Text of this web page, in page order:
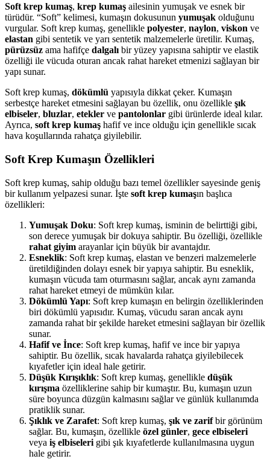
Soft krep kumaş, krep kumaş ailesinin yumuşak ve esnek bir
türüdür. “Soft” kelimesi, kumaşın dokusunun yumuşak olduğunu
vurgular. Soft krep kumaş, genellikle polyester, naylon, viskon ve
elastan gibi sentetik ve yarı sentetik malzemelerle üretilir. Kumaş,
pürüzsüz ama hafifçe dalgalı bir yüzey yapısına sahiptir ve elastik
özelliği ile vücuda oturan ancak rahat hareket etmenizi sağlayan bir
yapı sunar.
Soft krep kumaş, dökümlü yapısıyla dikkat çeker. Kumaşın
serbestçe hareket etmesini sağlayan bu özellik, onu özellikle şık
elbiseler, bluzlar, etekler ve pantolonlar gibi ürünlerde ideal kılar.
Ayrıca, soft krep kumaş hafif ve ince olduğu için genellikle sıcak
hava koşullarında rahatça giyilebilir.
Soft Krep Kumaşın Özellikleri
Soft krep kumaş, sahip olduğu bazı temel özellikler sayesinde geniş
bir kullanım yelpazesi sunar. İşte soft krep kumaşın başlıca
özellikleri:
Yumuşak Doku: Soft krep kumaş, isminin de belirttiği gibi,
son derece yumuşak bir dokuya sahiptir. Bu özelliği, özellikle
rahat giyim arayanlar için büyük bir avantajdır.
Esneklik: Soft krep kumaş, elastan ve benzeri malzemelerle
üretildiğinden dolayı esnek bir yapıya sahiptir. Bu esneklik,
kumaşın vücuda tam oturmasını sağlar, ancak aynı zamanda
rahat hareket etmeyi de mümkün kılar.
Dökümlü Yapı: Soft krep kumaşın en belirgin özelliklerinden
biri dökümlü yapısıdır. Kumaş, vücudu saran ancak aynı
zamanda rahat bir şekilde hareket etmesini sağlayan bir özellik
sunar.
Hafif ve İnce: Soft krep kumaş, hafif ve ince bir yapıya
sahiptir. Bu özellik, sıcak havalarda rahatça giyilebilecek
kıyafetler için ideal hale getirir.
Düşük Kırışıklık: Soft krep kumaş, genellikle düşük
kırışma özelliklerine sahip bir kumaştır. Bu, kumaşın uzun
süre boyunca düzgün kalmasını sağlar ve günlük kullanımda
pratiklik sunar.
Şıklık ve Zarafet: Soft krep kumaş, şık ve zarifbir görünüm
sağlar. Bu, kumaşın, özellikle özel günler, gece elbiseleri
veya iş elbiseleri gibi şık kıyafetlerde kullanılmasına uygun
hale getirir.